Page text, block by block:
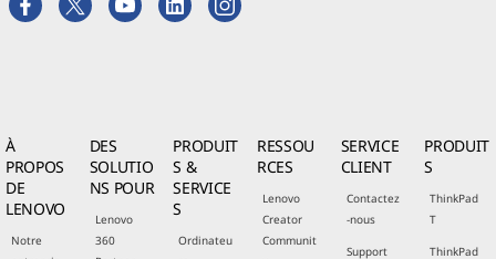
À
PROPOS
DE
LENOVO
Notre
DES
SOLUTIO
NS POUR
Lenovo
360
PRODUIT
S &
SERVICE
S
Ordinateu
RESSOU
RCES
Lenovo
Creator
Communit
SERVICE
CLIENT
Contactez
-nous
Support
PRODUIT
S
ThinkPad
T
ThinkPad